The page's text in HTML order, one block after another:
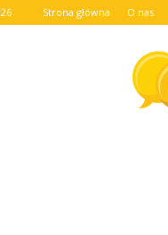
Strona główna O nas